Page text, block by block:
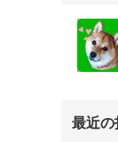
最近の